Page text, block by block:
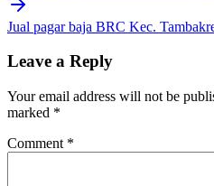
Jual pagar baja BRC Kec.
Leave a Reply
Your email address will not be
marked *
Comment *